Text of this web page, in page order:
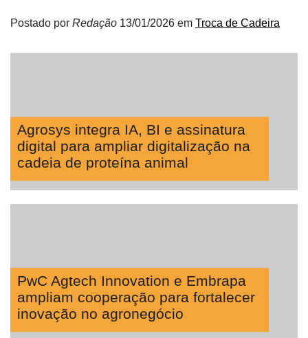
CHB
Postado por Redação 13/01/2026 em Troca de Cadeira
Agrosys integra IA, BI e assinatura
digital para ampliar digitalização na
cadeia de proteína animal
PwC Agtech Innovation e Embrapa
ampliam cooperação para fortalecer
inovação no agronegócio